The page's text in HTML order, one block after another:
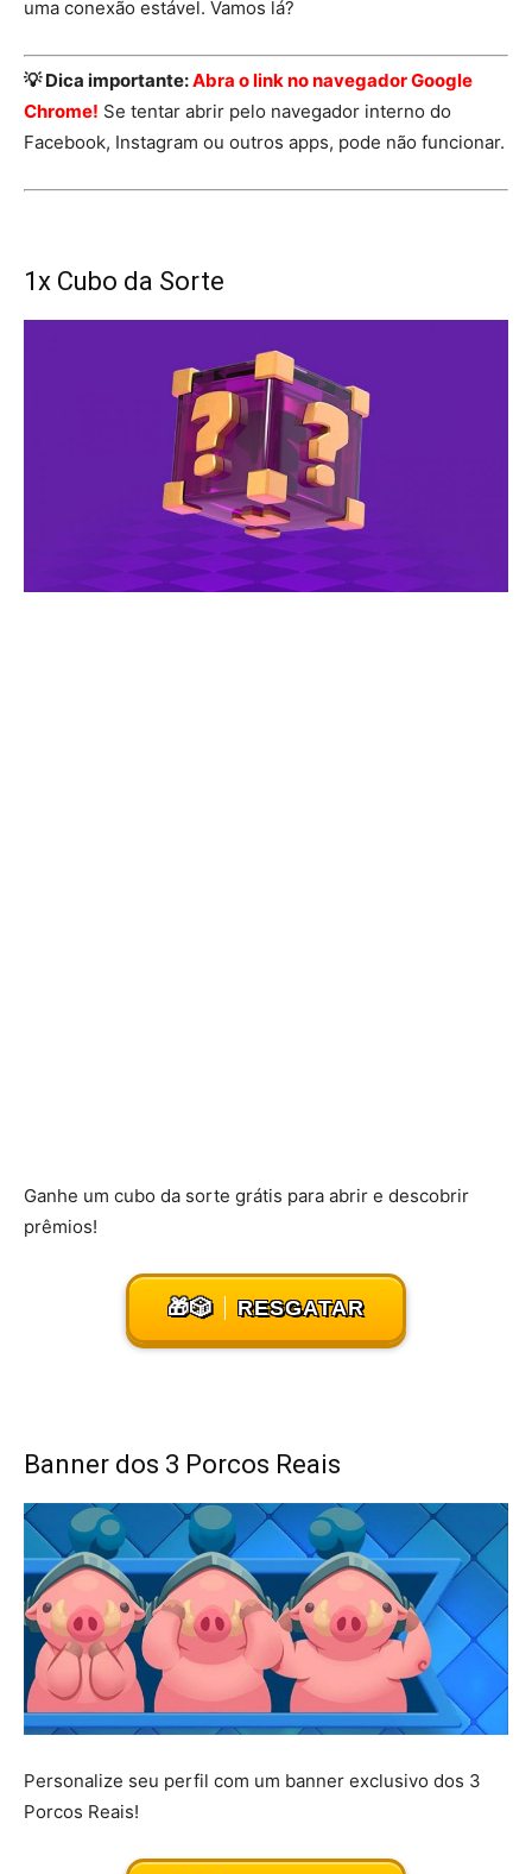
uma conexão estável. Vamos lá?
💡 Dica importante:Abra o link no navegador Google
Chrome! Se tentar abrir pelo navegador interno do
Facebook, Instagram ou outros apps, pode não funcionar.
1x Cubo da Sorte
Ganhe um cubo da sorte grátis para abrir e descobrir
prêmios!
🎁🎲 RESGATAR
Banner dos 3 Porcos Reais
Personalize seu perfil com um banner exclusivo dos 3
Porcos Reais!